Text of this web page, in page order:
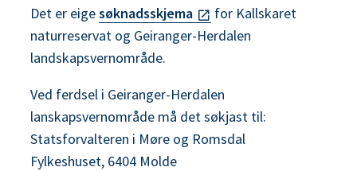
Det er eigesøknadsskjema
for Kallskaret
naturreservat og Geiranger-Herdalen
landskapsvernområde.
Ved ferdsel i Geiranger-Herdalen
lanskapsvernområde må det søkjast til:
Statsforvalteren i Møre og Romsdal
Fylkeshuset, 6404 Molde